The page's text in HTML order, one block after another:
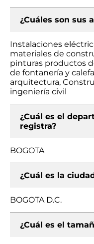
¿Cuáles son sus
Instalaciones
materiales de
pinturas productos
de fontanería y
arquitectura,
ingeniería civil
¿Cuál es el
registra?
BOGOTA
¿Cuál es la
BOGOTA D.C.
¿Cuál es el